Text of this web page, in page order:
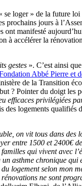
se loger » de la future
prochains jours à
ont manifesté
à accélérer la
gestes ». C’est ainsi
Abbé Pierre et
de la Transition
? Pointer du doigt les
efficaces privilégiées
des logements qualifiés
on vit tous dans des
entre 1500 et 2400€
qui vivent avec
asthme chronique qui
logement selon mon
ne sont